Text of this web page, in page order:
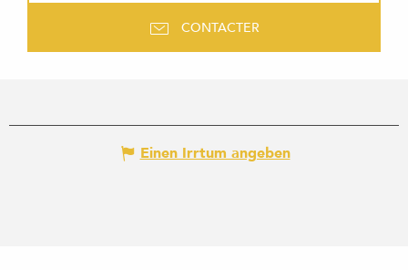
CONTACTER
Einen Irrtum angeben